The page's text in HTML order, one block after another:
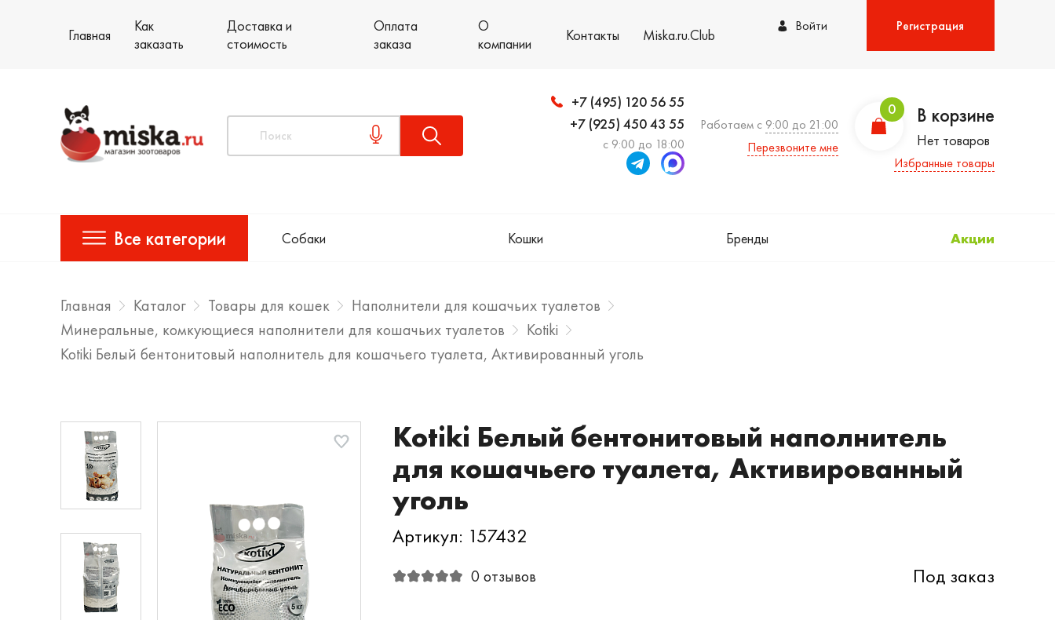
Главная
Как
заказать
Доставка и
стоимость
Оплата
заказа
О
компании
Контакты Miska.ru.Club Войти Регистрация
+7 (495) 120 56 55
+7 (925) 450 43 55
с 9:00 до 18:00
Работаем с 9:00 до 21:00
Перезвоните мне
0 В корзине
Нет товаров
Избранные товары
Все категории Собаки Кошки Бренды Акции
Главная Каталог Товары для кошек
Наполнители для кошачьих туалетов
Минеральные, комкующиеся наполнители для кошачьих туалетов
Kotiki
Kotiki Белый бентонитовый наполнитель для кошачьего туалета, Активированный уголь
Kotiki Белый бентонитовый наполнитель
для кошачьего туалета, Активированный
уголь
Артикул: 157432
0 отзывов Под заказ